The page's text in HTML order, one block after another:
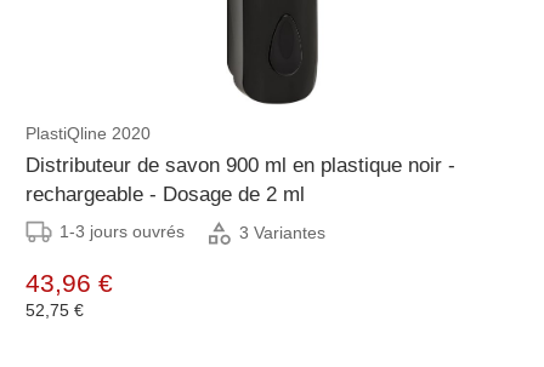
PlastiQline 2020
Distributeur de savon 900 ml en plastique noir -
rechargeable - Dosage de 2 ml
1-3 jours ouvrés 3 Variantes
43,96 €
52,75 €